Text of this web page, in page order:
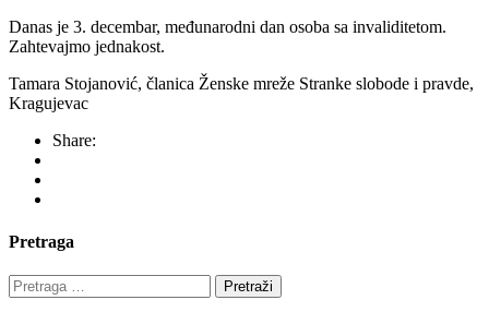
Danas je 3. decembar, međunarodni dan osoba sa invaliditetom.
Zahtevajmo jednakost.
Tamara Stojanović, članica Ženske mreže Stranke slobode i pravde,
Kragujevac
Share:
Pretraga